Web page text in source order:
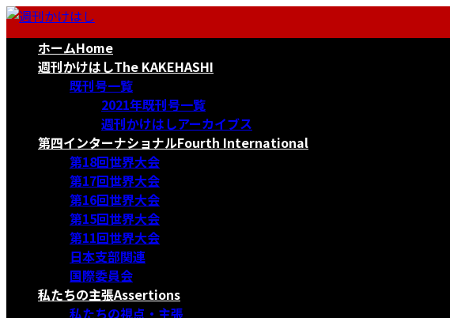
コ
ナ
ホームHome
週刊かけはしThe KAKEHASHI
既刊号一覧
2021年既刊号一覧
週刊かけはしアーカイブス
第四インターナショナルFourth International
第18回世界大会
第17回世界大会
第16回世界大会
第15回世界大会
第11回世界大会
日本支部関連
国際委員会
私たちの主張Assertions
私たちの視点・主張